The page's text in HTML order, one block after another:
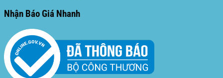
Nhận Báo Giá Nhanh